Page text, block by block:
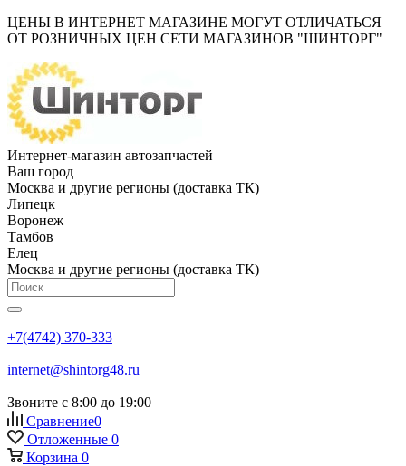
ЦЕНЫ В ИНТЕРНЕТ МАГАЗИНЕ МОГУТ ОТЛИЧАТЬСЯ
ОТ РОЗНИЧНЫХ ЦЕН СЕТИ МАГАЗИНОВ "ШИНТОРГ"
Интернет-магазин автозапчастей
Ваш город
Москва и другие регионы (доставка ТК)
Липецк
Воронеж
Тамбов
Елец
Москва и другие регионы (доставка ТК)
+7(4742) 370-333
internet@shintorg48.ru
Звоните с 8:00 до 19:00
Сравнение0
Отложенные 0
Корзина 0